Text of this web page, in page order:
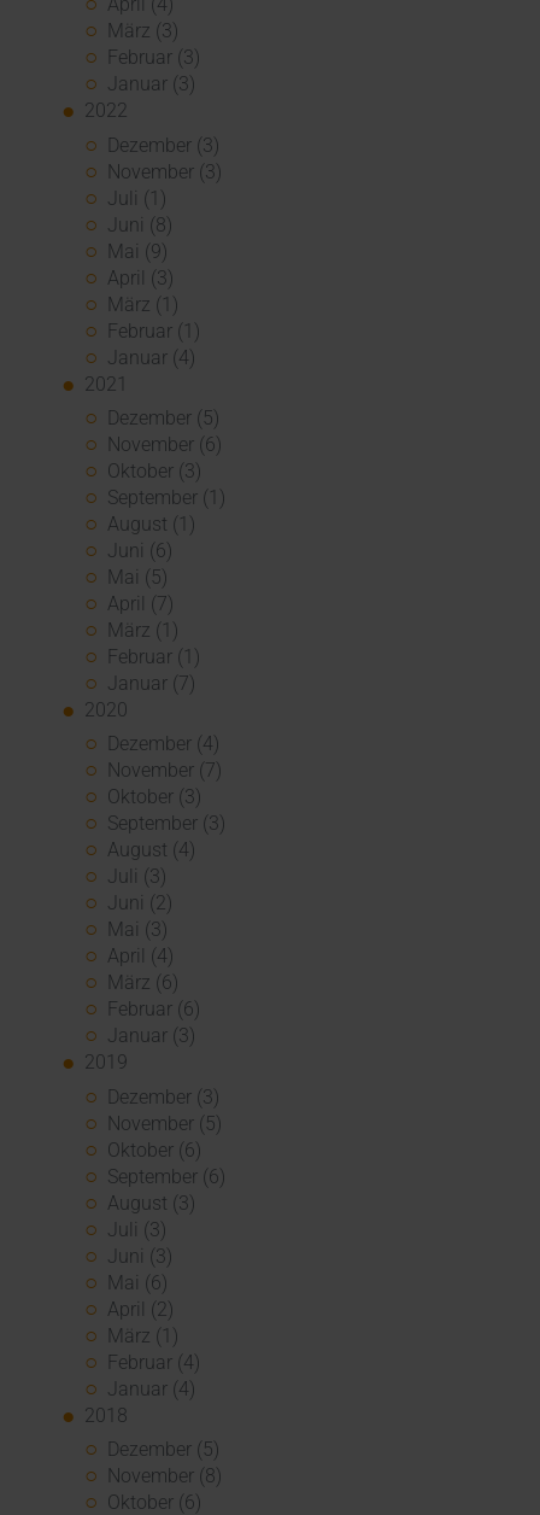
März (3)
Februar (3)
Januar (3)
2022
Dezember (3)
November (3)
Juli (1)
Juni (8)
Mai (9)
April (3)
März (1)
Februar (1)
Januar (4)
2021
Dezember (5)
November (6)
Oktober (3)
September (1)
August (1)
Juni (6)
Mai (5)
April (7)
März (1)
Februar (1)
Januar (7)
2020
Dezember (4)
November (7)
Oktober (3)
September (3)
August (4)
Juli (3)
Juni (2)
Mai (3)
April (4)
März (6)
Februar (6)
Januar (3)
2019
Dezember (3)
November (5)
Oktober (6)
September (6)
August (3)
Juli (3)
Juni (3)
Mai (6)
April (2)
März (1)
Februar (4)
Januar (4)
2018
Dezember (5)
November (8)
Oktober (6)